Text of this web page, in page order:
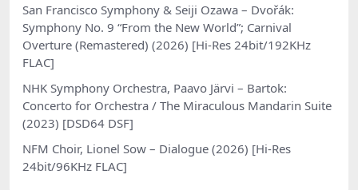
San Francisco Symphony & Seiji Ozawa – Dvořák:
Symphony No. 9 “From the New World”; Carnival
Overture (Remastered) (2026) [Hi-Res 24bit/192KHz
FLAC]
NHK Symphony Orchestra, Paavo Järvi – Bartok:
Concerto for Orchestra / The Miraculous Mandarin Suite
(2023) [DSD64 DSF]
NFM Choir, Lionel Sow – Dialogue (2026) [Hi-Res
24bit/96KHz FLAC]